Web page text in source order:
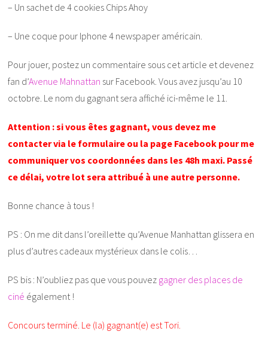
– Un sachet de 4 cookies Chips Ahoy
– Une coque pour Iphone 4 newspaper américain.
Pour jouer, postez un commentaire sous cet article et devenez
fan d’Avenue Mahnattan sur Facebook. Vous avez jusqu’au 10
octobre. Le nom du gagnant sera affiché ici-même le 11.
Attention : si vous êtes gagnant, vous devez me
contacter via le formulaire ou la page Facebook pour me
communiquer vos coordonnées dans les 48h maxi. Passé
ce délai, votre lot sera attribué à une autre personne.
Bonne chance à tous !
PS : On me dit dans l’oreillette qu’Avenue Manhattan glissera en
plus d’autres cadeaux mystérieux dans le colis…
PS bis : N’oubliez pas que vous pouvez gagner des places de
ciné également !
Concours terminé. Le (la) gagnant(e) est Tori.